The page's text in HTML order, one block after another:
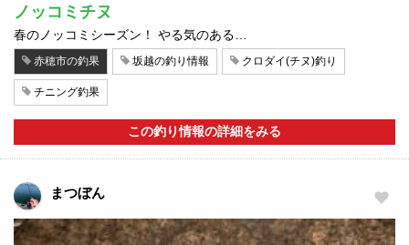
ノッコミチヌ
春のノッコミシーズン！ やる気のある…
赤穂市の釣果 坂越の釣り情報 クロダイ(チヌ)釣り
チニング釣果
この釣り情報の詳細をみる
まつぼん